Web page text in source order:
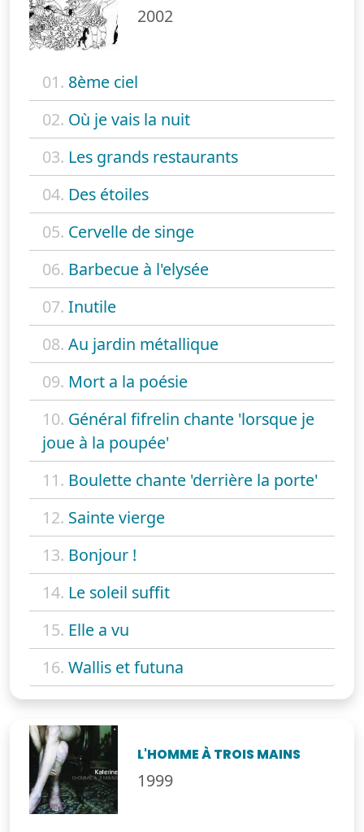
2002
01. 8ème ciel
02. Où je vais la nuit
03. Les grands restaurants
04. Des étoiles
05. Cervelle de singe
06. Barbecue à l'elysée
07. Inutile
08. Au jardin métallique
09. Mort a la poésie
10. Général fifrelin chante 'lorsque je
joue à la poupée'
11. Boulette chante 'derrière la porte'
12. Sainte vierge
13. Bonjour !
14. Le soleil suffit
15. Elle a vu
16. Wallis et futuna
L'HOMME À TROIS MAINS
1999